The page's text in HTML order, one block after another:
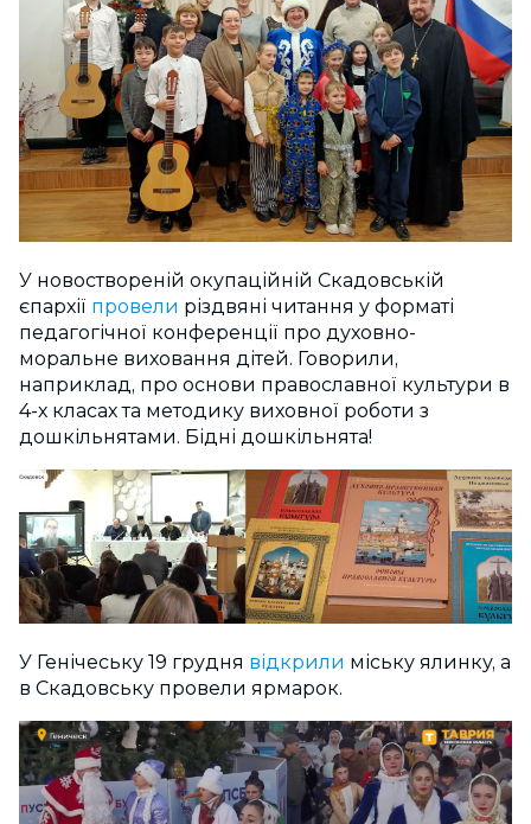
У новоствореній окупаційній Скадовській
єпархії провели різдвяні читання у форматі
педагогічної конференції про духовно-
моральне виховання дітей. Говорили,
наприклад, про основи православної культури в
4-х класах та методику виховної роботи з
дошкільнятами. Бідні дошкільнята!
У Генічеську 19 грудня відкрили міську ялинку, а
в Скадовську провели ярмарок.